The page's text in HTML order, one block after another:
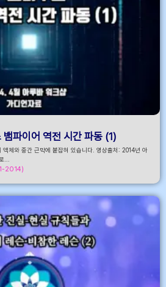
파이어 역전 시간 파동 (1)
체와 중간 근막에 붙잡혀 있습니다. 영상출처: 2014년 아
...
2014)